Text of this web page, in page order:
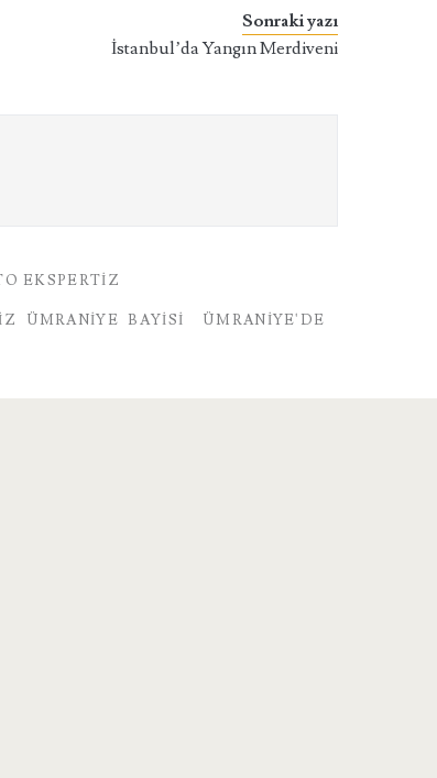
Sonraki yazı
İstanbul’da Yangın Merdiveni
EKSPERTIZ
ÜMRANIYE BAYISI
ÜMRANIYE'DE